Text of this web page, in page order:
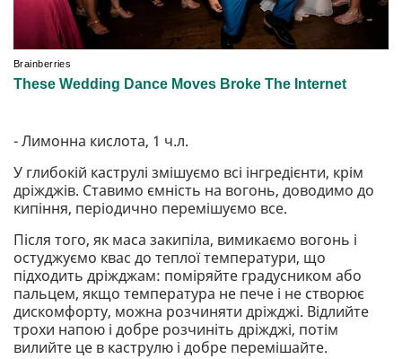
- Лимонна кислота, 1 ч.л.
У глибокій каструлі змішуємо всі інгредієнти, крім
дріжджів. Ставимо ємність на вогонь, доводимо до
кипіння, періодично перемішуємо все.
Після того, як маса закипіла, вимикаємо вогонь і
остуджуємо квас до теплої температури, що
підходить дріжджам: поміряйте градусником або
пальцем, якщо температура не пече і не створює
дискомфорту, можна розчиняти дріжджі. Відлийте
трохи напою і добре розчиніть дріжджі, потім
вилийте це в каструлю і добре перемішайте.